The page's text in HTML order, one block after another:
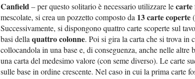
Canfield– per questo solitario è necessario utilizzare lecarte
mescolate, si crea un pozzetto composto da 13 carte coperte
Successivamente, si dispongono quattro carte scoperte sul
basi dellaquattro colonne. Poi si gira la carta che si trova in
collocandola in una base e, di conseguenza, anche nelle altre
una carta del medesimo valore (con seme diverso). Le carte
sulle base in ordine crescente. Nel caso in cui la prima carte